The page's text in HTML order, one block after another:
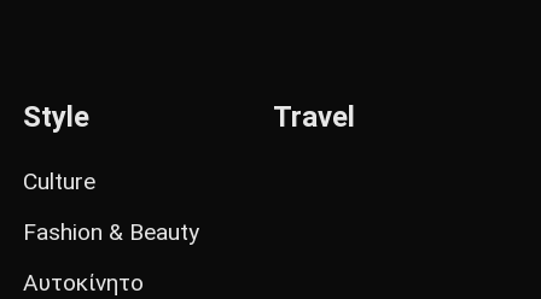
Style
Culture
Fashion & Beauty
Αυτοκίνητο
Travel